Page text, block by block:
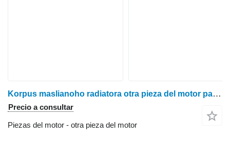
Korpus maslianoho radiatora otra pieza del motor para Ford 675TA cosechadora de cereales
Precio a consultar
Piezas del motor - otra pieza del motor